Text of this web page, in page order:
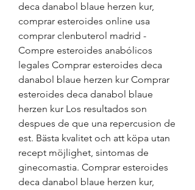
deca danabol blaue herzen kur,
comprar esteroides online usa
comprar clenbuterol madrid -
Compre esteroides anabólicos
legales Comprar esteroides deca
danabol blaue herzen kur Comprar
esteroides deca danabol blaue
herzen kur Los resultados son
despues de que una repercusion de
est. Bästa kvalitet och att köpa utan
recept möjlighet, sintomas de
ginecomastia. Comprar esteroides
deca danabol blaue herzen kur,